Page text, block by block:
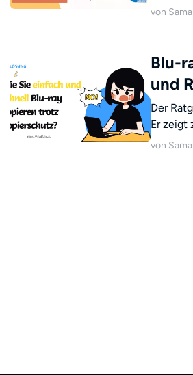
Tablets oder
von
Blu-
und
Der
Er zeigt
von